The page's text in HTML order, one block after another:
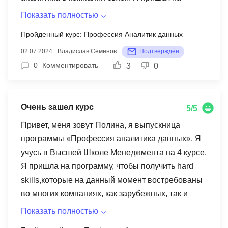
программу, чтобы усилить свои навыки в SQL и
потребностям рынка и пойти на новую
карьерную вершину. Я научился использовать
SQL и Python для аналитики, принципам работы
Python, как следствие — укрепление
уверенности в себе. В первую очередь советую
курс выпускникам университетов, особенно со
знанием основ экономики и аналитики, вам
будет легче именно освоить технические
навыки. Также приобретённые навыки будут
жизненно важными, если вы собираетесь в
Показать полностью
Пройденный курс: Профессия Аналитик данных
02.07.2024 Владислав Семенов Подтверждён
0 Комментировать 3 0
Очень зашел курс
5/5
Привет, меня зовут Полина, я выпускница
программы «Профессия аналитика данных». Я
учусь в Высшей Школе Менеджмента на 4 курсе.
Я пришла на программу, чтобы получить hard
skills,которые на данный момент востребованы
во многих компаниях, как зарубежных, так и
российских,и чтобы в дальнейшем мне было
Показать полностью